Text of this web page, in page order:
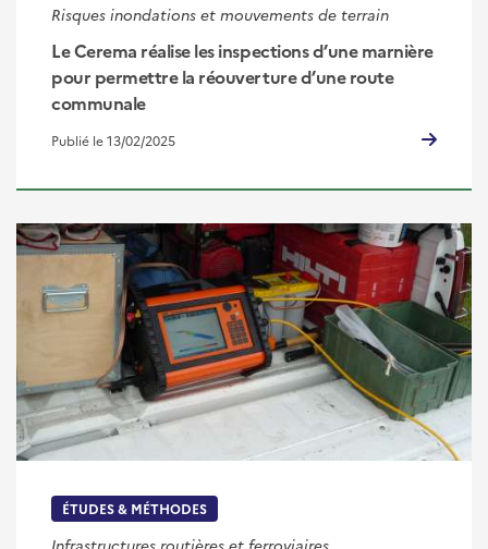
Risques inondations et mouvements de terrain
Le Cerema réalise les inspections d’une marnière
pour permettre la réouverture d’une route
communale
Publié le 13/02/2025
ÉTUDES & MÉTHODES
Infrastructures routières et ferroviaires